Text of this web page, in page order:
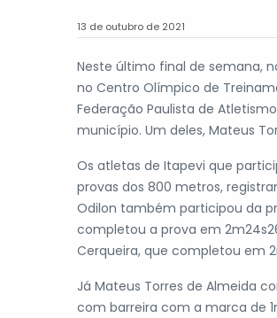
13 de outubro de 2021
Neste último final de semana,
no Centro Olímpico de
Federação Paulista de
município. Um deles, Mateus
Os atletas de Itapevi que
provas dos 800 metros,
Odilon também participou da
completou a prova em
Cerqueira, que completou em
Já Mateus Torres de Almeida
com barreira com a marca de